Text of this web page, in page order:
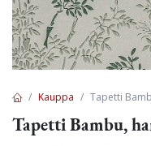
Kauppa Tapetti
Tapetti Bambu,